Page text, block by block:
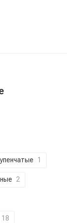
1
2
18